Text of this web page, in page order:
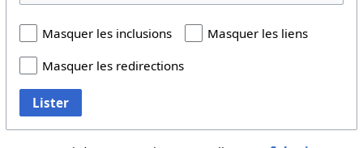
Masquer les inclusions
Masquer les liens
Masquer les redirections
Lister